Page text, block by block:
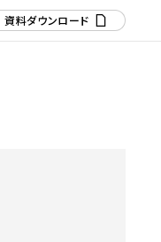
資料ダウンロード